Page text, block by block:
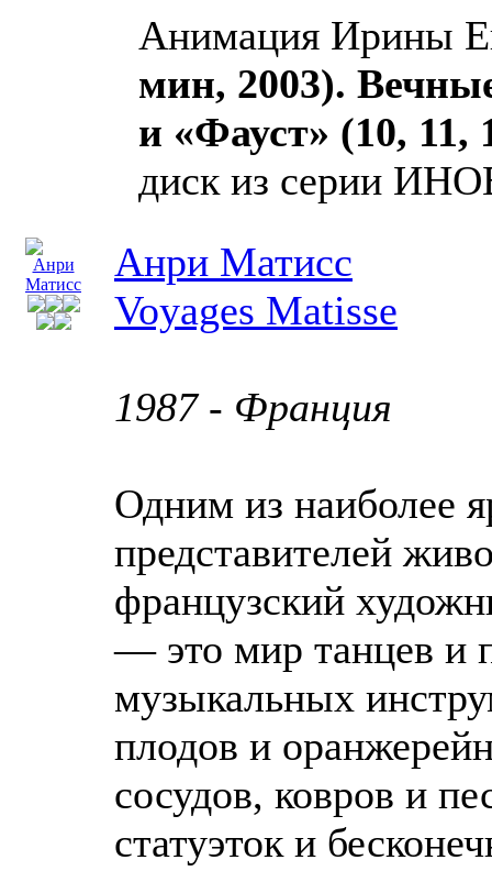
Анимация Ирины
мин, 2003).
и «Фауст» (10, 11,
диск из серии
Анри Матисс
Voyages Matisse
1987 - Франция
Одним из наиболее
представителей
французский
— это мир танцев и
музыкальных
плодов и
сосудов, ковров и
статуэток и